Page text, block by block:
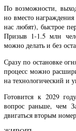
По возможности,
но вместо
нас любят), быстрое
Призыв 1-1.5 млн
можно делать и без
Сразу по остановке
процесс можно
на технологический и
Готовится к 2029
вопрос раньше, чем
двигаться вторым